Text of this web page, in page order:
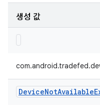
생성 값
DeviceNotAvailable